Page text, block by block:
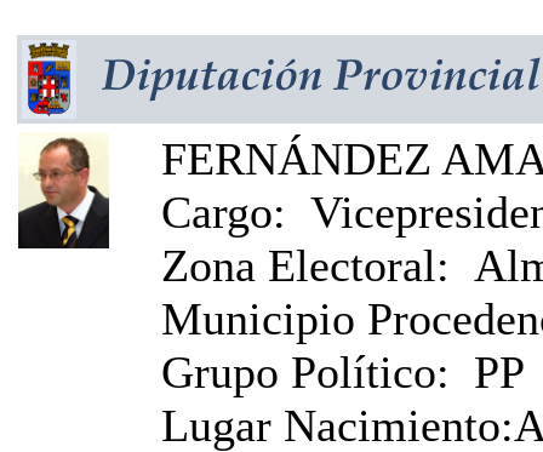
FERNÁNDEZ
Cargo:
Zona Electoral:
Municipio
Grupo Político: PP
Lugar Nacimiento: